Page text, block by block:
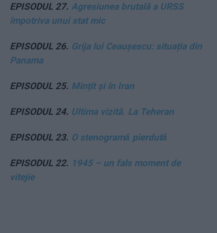
EPISODUL 27. Agresiunea brutală a URSS
împotriva unui stat mic
EPISODUL 26. Grija lui Ceaușescu: situația din
Panama
EPISODUL 25. Mințit și în Iran
EPISODUL 24. Ultima vizită. La Teheran
EPISODUL 23. O stenogramă pierdută
EPISODUL 22. 1945 – un fals moment de
vitejie